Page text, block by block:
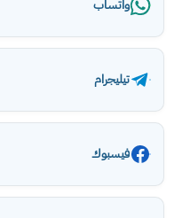
واتساب
تيليجرام
فيسبوك